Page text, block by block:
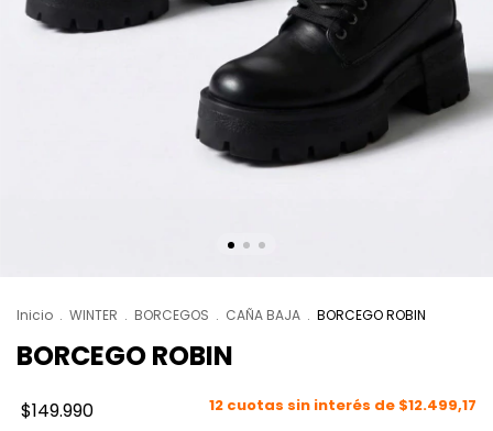
Inicio . WINTER . BORCEGOS . CAÑA BAJA . BORCEGO ROBIN
BORCEGO ROBIN
$149.990 12 cuotas sin interés de $12.499,17